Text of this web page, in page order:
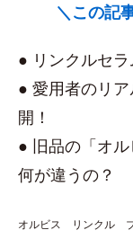
＼この記
● リンクルセ
● 愛用者のリ
開！
● 旧品の「オ
何が違うの？
オルビス リンクル